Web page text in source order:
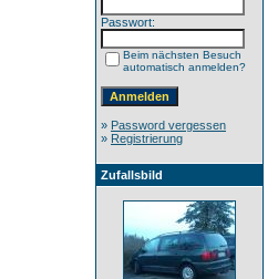
Passwort:
Beim nächsten Besuch
automatisch anmelden?
» Password vergessen
» Registrierung
Zufallsbild